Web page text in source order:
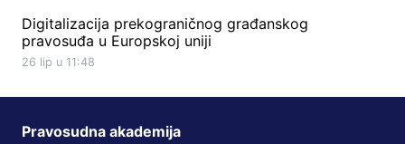
Digitalizacija prekograničnog građanskog
pravosuđa u Europskoj uniji
26 lip u 11:48
Pravosudna akademija